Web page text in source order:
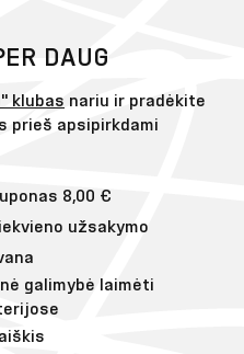
DAUG
klubas nariu ir pradėkite
prieš apsipirkdami
8,00 €
užsakymo
galimybė laimėti